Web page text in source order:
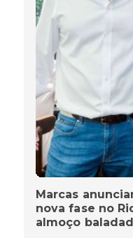
Marcas
nova fase no
almoço